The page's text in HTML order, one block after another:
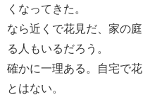
くなってきた。
なら近くで花見だ、家の
る人もいるだろう。
確かに一理ある。自宅で
とはない。